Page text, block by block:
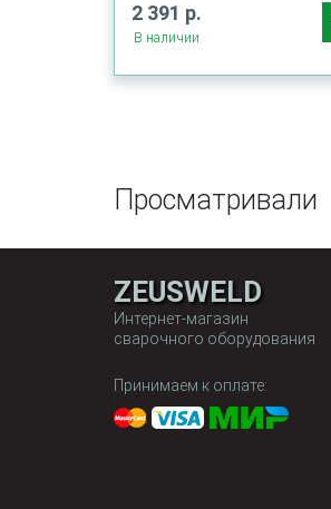
2 391 р.
В наличии
Просматривали
ZEUSWELD
Интернет-магазин
сварочного оборудования
Принимаем к оплате: